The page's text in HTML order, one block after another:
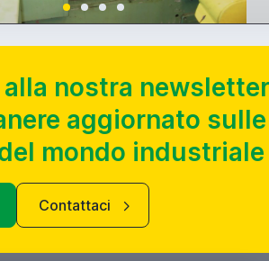
nostra newsletter
aggiornato
mondo industriale
Contattaci